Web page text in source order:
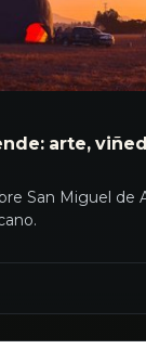
arte,
San Miguel de